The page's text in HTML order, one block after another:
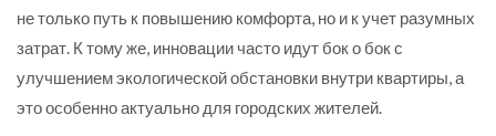
не только путь к повышению комфорта, но и к учет разумных
затрат. К тому же, инновации часто идут бок о бок с
улучшением экологической обстановки внутри квартиры, а
это особенно актуально для городских жителей.